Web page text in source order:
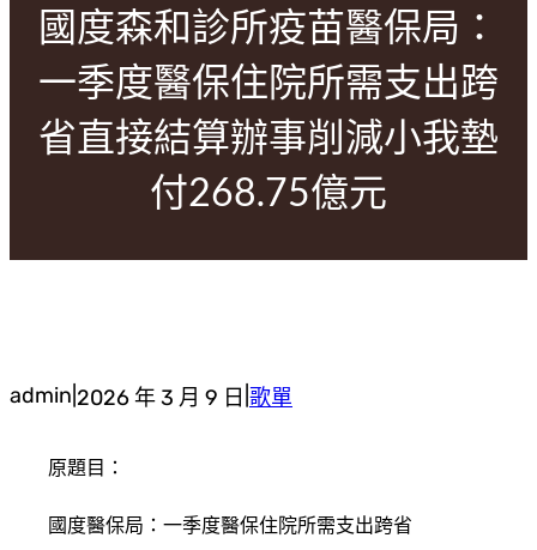
國度森和診所疫苗醫保局：
一季度醫保住院所需支出跨
省直接結算辦事削減小我墊
付268.75億元
admin 2026 年 3 月 9 日 歌單
原題目：
國度醫保局：一季度醫保住院所需支出跨省